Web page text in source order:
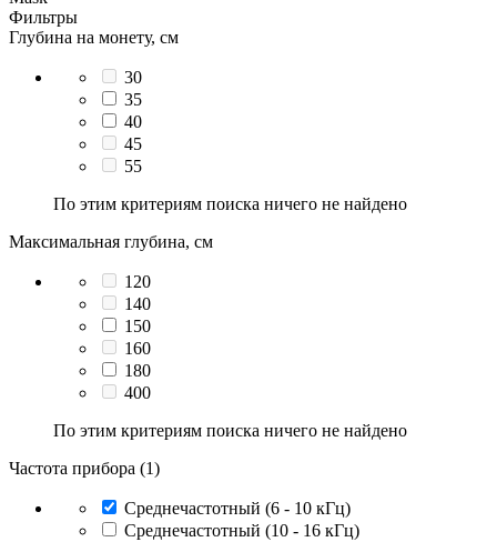
Фильтры
Глубина на монету, см
30
35
40
45
55
По этим критериям поиска ничего не найдено
Максимальная глубина, см
120
140
150
160
180
400
По этим критериям поиска ничего не найдено
Частота прибора (1)
Среднечастотный (6 - 10 кГц)
Среднечастотный (10 - 16 кГц)